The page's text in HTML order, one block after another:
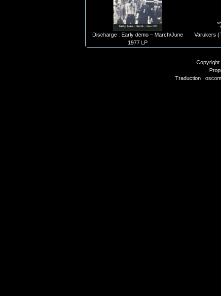
Discharge : Early demo – March/June
1977 LP
Varukers
Traduction :